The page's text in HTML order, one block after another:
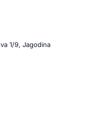
1/9, Jagodina